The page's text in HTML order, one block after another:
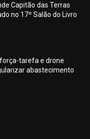
Capitão das Terras
no 17º Salão do Livro
tarefa e drone
abastecimento